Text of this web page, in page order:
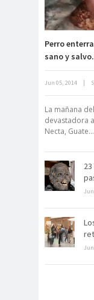
La
Perro
sano y
Jun 05, 2014 |
La mañana
devastadora
Necta, Guate...